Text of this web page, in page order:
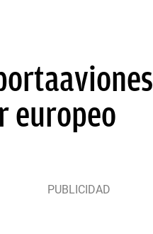
europeo